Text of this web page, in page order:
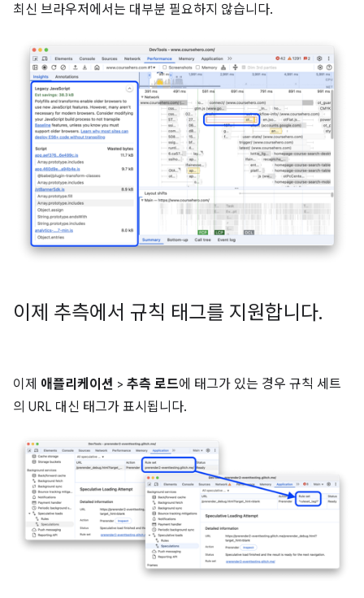
최신 브라우저에서는 대부분 필요하지 않습니다.
이제 추측에서 규칙 태그를 지원합니다.
이제 애플리케이션 > 추측 로드에 태그가 있는 경우 규칙 세트
의 URL 대신 태그가 표시됩니다.